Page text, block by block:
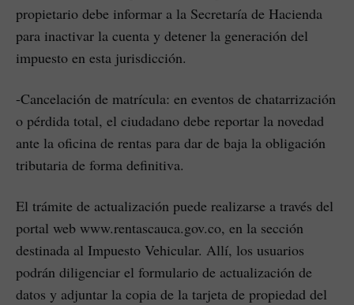
propietario debe informar a la Secretaría de Hacienda
para inactivar la cuenta y detener la generación del
impuesto en esta jurisdicción.
-Cancelación de matrícula: en eventos de chatarrización
o pérdida total, el ciudadano debe reportar la novedad
ante la oficina de rentas para dar de baja la obligación
tributaria de forma definitiva.
El trámite de actualización puede realizarse a través del
portal web www.rentascauca.gov.co, en la sección
destinada al Impuesto Vehicular. Allí, los usuarios
podrán diligenciar el formulario de actualización de
datos y adjuntar la copia de la tarjeta de propiedad del